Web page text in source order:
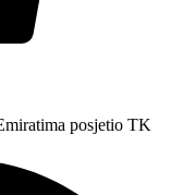
posjetio TK